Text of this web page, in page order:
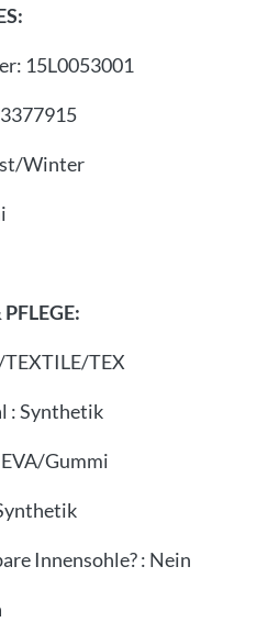
15L0053001
Winter
TEXTILE/TEX
:Synthetik
EVA/Gummi
Innensohle?: Nein